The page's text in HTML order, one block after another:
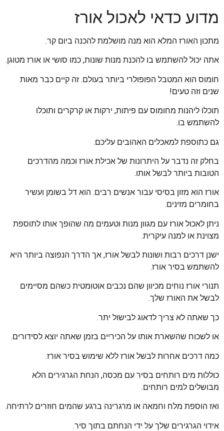
מדוע כדאי לאכול אורז
מתכון האורז המלא הוא מנה מושלמת להכנה ביום קר.
אתה יכול להשתמש בו להכנת מנות שונות, כמו סושי או אורז מטוגן.
חומוס הוא המטבל הפופולרי ביותר בעולם. זה קיים כבר מאות
שנים וזה טעים!
תוכלו ליהנות מחומוס עם פיתות, ירקות או קרקרים ותוכלו
להשתמש בו.
גם כתוספת למאכלים האהובים עליכם.
בחלק זה נדבר על היתרונות של אכילת אורז וכמה מהדרכים
הטובות ביותר לבשל אותו.
אורז הוא מזון בסיסי עבור אנשים רבים. הוא דל בשומן ועשיר
בחומרים מזינים.
ניתן לאכול אורז עם מגוון מנות וטעמים מה שהופך אותו לתוספת
מצוינת או למנה עיקרית.
ישנן דרכים רבות ושונות לבשל אורז, אך הדרך הנפוצה ביותר היא
להשתמש בסיר אורז.
תנורי אורז נוחים מכיוון שהם נכבים אוטומטית כשהם מסיימים
לבשל את האורז שלך.
כך שאתה לא צריך לדאוג לבישול יתר.
או לשכוח שהשארת אותו על הכיריים בזמן שאתה יוצא לסידורים.
כמה דרכים אחרות לבשל אורז ללא שימוש בסיר אורז.
כוללות מים רותחים בסיר עם מכסה, הנחת הגרגירים הלא
מבושלים למים רותחים.
ואז הוספת מלח וחמאה או מרגרינה ברגע שהמים חוזרים לרתיחה.
אידוי הגרגירים שלך על ידי הנחתם בתוך סיר.